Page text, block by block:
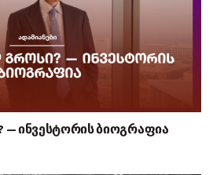
— ინვესტორის ბიოგრაფია